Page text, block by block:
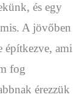
és egy
A jövőben
építkezve, ami
fog
érezzük